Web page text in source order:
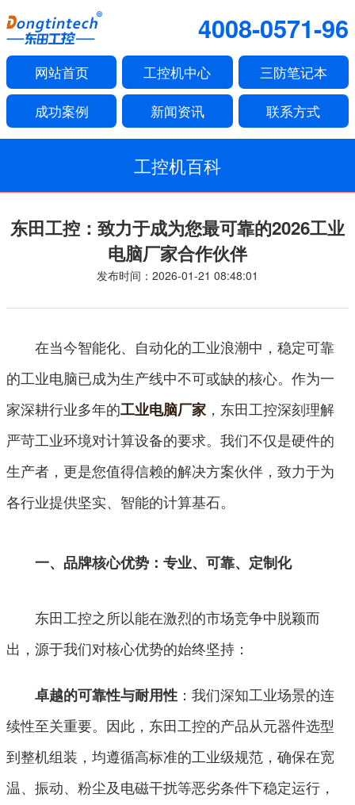
4008-0571-96
网站首页 工控机中心 三防笔记本
成功案例 新闻资讯 联系方式
工控机百科
东田工控：致力于成为您最可靠的2026工业
电脑厂家合作伙伴
发布时间：2026-01-21 08:48:01
在当今智能化、自动化的工业浪潮中，稳定可靠
的工业电脑已成为生产线中不可或缺的核心。作为一
家深耕行业多年的工业电脑厂家 ，东田工控深刻理解
严苛工业环境对计算设备的要求。我们不仅是硬件的
生产者，更是您值得信赖的解决方案伙伴，致力于为
各行业提供坚实、智能的计算基石。
一、品牌核心优势：专业、可靠、定制化
东田工控之所以能在激烈的市场竞争中脱颖而
出，源于我们对核心优势的始终坚持：
卓越的可靠性与耐用性 ：我们深知工业场景的连
续性至关重要。因此，东田工控的产品从元器件选型
到整机组装，均遵循高标准的工业级规范，确保在宽
温、振动、粉尘及电磁干扰等恶劣条件下稳定运行，